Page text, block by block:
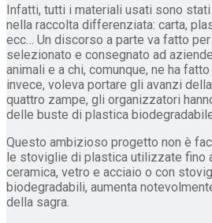
Infatti, tutti i materiali usati sono
nella raccolta differenziata: carta,
ecc… Un discorso a parte va fatto per
selezionato e consegnato ad
animali e a chi, comunque, ne ha
invece, voleva portare gli avanzi
quattro zampe, gli organizzatori
delle buste di plastica
Questo ambizioso progetto non è
le stoviglie di plastica utilizzate fino
ceramica, vetro e acciaio o con
biodegradabili, aumenta
della sagra.